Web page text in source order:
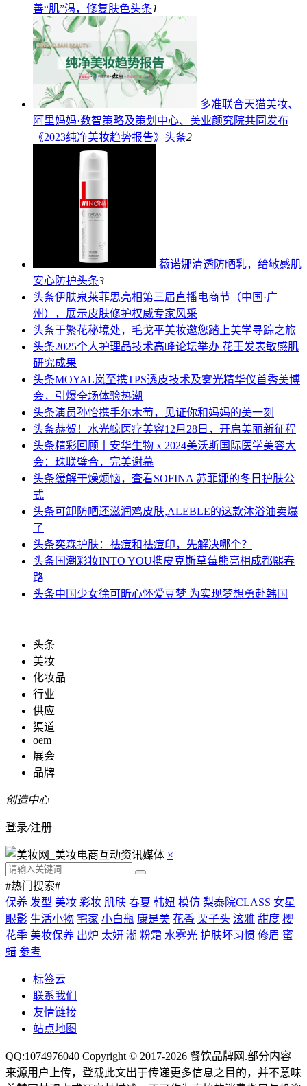
善“肌”渴，修复肤色头条1
多准联合天猫美妆、
阿里妈妈·数智策略及策划中心、美业颜究院共同发布
《2023纯净美妆趋势报告》 头条2
薇诺娜清透防晒乳，给敏感肌
安心防护头条3
头条伊肤泉莱菲思亮相第三届直播电商节（中国·广
州），展示皮肤修护权威专家风采
头条于繁花秘境处，毛戈平美妆邀您踏上美学寻踪之旅
头条2025个人护理品技术高峰论坛举办 花王发表敏感肌
研究成果
头条MOYAL岚至携TPS透皮技术及雾光精华仪首秀美博
会，引爆全场体验热潮
头条演员孙怡携手尔木萄，见证你和妈妈的美一刻
头条恭贺！水光鲸医疗美容12月28日，开启美丽新征程
头条精彩回顾丨安华生物 x 2024美沃斯国际医学美容大
会：珠联璧合，完美谢幕
头条缓解干燥烦恼，查看SOFINA 苏菲娜的冬日护肤公
式
头条可卸防晒还滋润鸡皮肤,ALEBLE的这款沐浴油卖爆
了
头条奕森护肤：祛痘和祛痘印，先解决哪个？
头条 国潮彩妆INTO YOU携皮克斯草莓熊亮相成都熙春
路
头条中国少女徐可昕心怀爱豆梦 为实现梦想勇赴韩国
头条
美妆
化妆品
行业
供应
渠道
oem
展会
品牌
创造中心
登录/注册
×
#热门搜索#
保养 发型 美妆 彩妆 肌肤 春夏 韩妞 模仿 梨泰院CLASS 女星
眼影 生活小物 宅家 小白瓶 康是美 花香 栗子头 泫雅 甜度 樱
花季 美妆保养 出炉 太妍 潮 粉霜 水雾光 护肤坏习惯 修眉 蜜
蜡 参考
标签云
联系我们
友情链接
站点地图
QQ:1074976040 Copyright © 2017-2026 餐饮品牌网 .部分内容
来源用户上传，登载此文出于传递更多信息之目的，并不意味